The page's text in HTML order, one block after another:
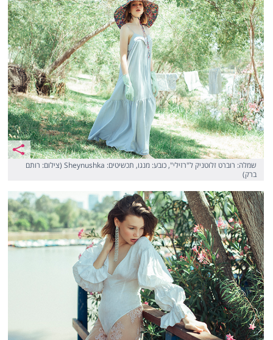
שמלה: רוברט זלוטניק ל"רזילי", כובע: מנגו, תכשיטים: Sheynushka (צילום: רותם
ברק)